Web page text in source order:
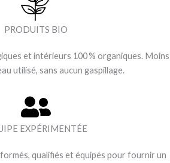
PRODUITS BIO
et intérieurs 100 % organiques. Moins
utilisé, sans aucun gaspillage.
EXPÉRIMENTÉE
qualifiés et équipés pour fournir un